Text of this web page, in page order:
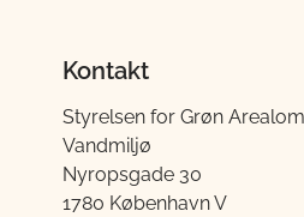
Kontakt
Styrelsen for Grøn
Vandmiljø
Nyropsgade 30
1780 København V